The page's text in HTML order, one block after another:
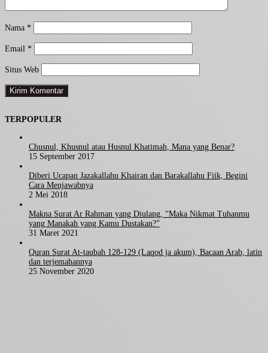
Nama *
Email *
Situs Web
TERPOPULER
Chusnul, Khusnul atau Husnul Khatimah, Mana yang Benar?
15 September 2017
Diberi Ucapan Jazakallahu Khairan dan Barakallahu Fiik, Begini
Cara Menjawabnya
2 Mei 2018
Makna Surat Ar Rahman yang Diulang, “Maka Nikmat Tuhanmu
yang Manakah yang Kamu Dustakan?”
31 Maret 2021
Quran Surat At-taubah 128-129 (Laqod ja akum), Bacaan Arab, latin
dan terjemahannya
25 November 2020